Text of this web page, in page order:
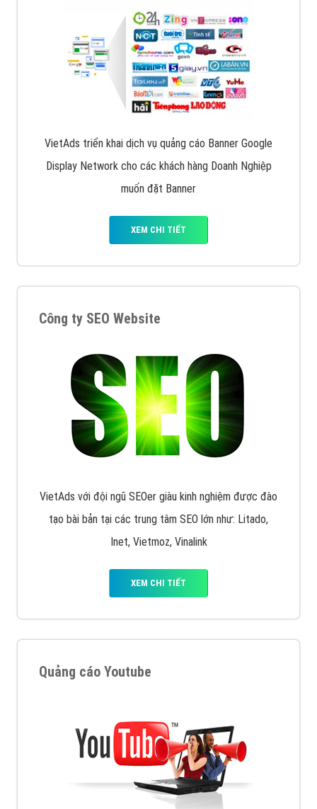
VietAds triển khai dịch vụ quảng cáo Banner Google
Display Network cho các khách hàng Doanh Nghiệp
muốn đặt Banner
XEM CHI TIẾT
Công ty SEO Website
VietAds với đội ngũ SEOer giàu kinh nghiệm được đào
tạo bài bản tại các trung tâm SEO lớn như: Litado,
Inet, Vietmoz, Vinalink
XEM CHI TIẾT
Quảng cáo Youtube